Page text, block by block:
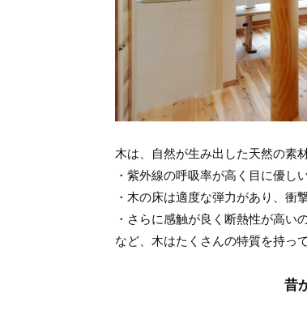
木は、自然が生み出した天然の素材
・紫外線の呼吸率が高く目に優しい
・木の床は適度な弾力があり、衝
・さらに感触が良く断熱性が高い
など、木はたくさんの特質を持って
昔